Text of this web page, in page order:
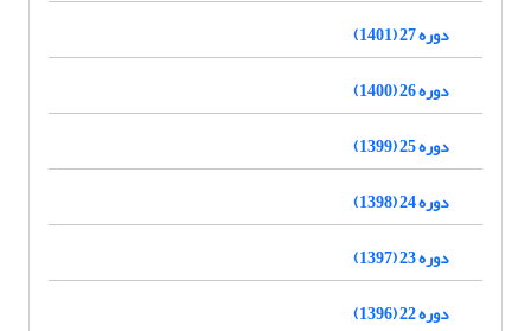
دوره 27 (1401)
دوره 26 (1400)
دوره 25 (1399)
دوره 24 (1398)
دوره 23 (1397)
دوره 22 (1396)